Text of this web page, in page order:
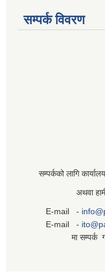
सम्पर्क विवरण
सम्पर्कको लागि
अथवा
E-mail -
E-mail -
मा सम्पर्क